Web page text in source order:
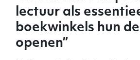
lectuur als
boekwinkels hun
openen”